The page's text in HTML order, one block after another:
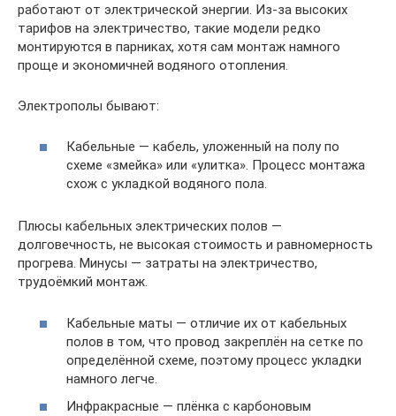
работают от электрической энергии. Из-за высоких
тарифов на электричество, такие модели редко
монтируются в парниках, хотя сам монтаж намного
проще и экономичней водяного отопления.
Электрополы бывают:
Кабельные — кабель, уложенный на полу по
схеме «змейка» или «улитка». Процесс монтажа
схож с укладкой водяного пола.
Плюсы кабельных электрических полов —
долговечность, не высокая стоимость и равномерность
прогрева. Минусы — затраты на электричество,
трудоёмкий монтаж.
Кабельные маты — отличие их от кабельных
полов в том, что провод закреплён на сетке по
определённой схеме, поэтому процесс укладки
намного легче.
Инфракрасные — плёнка с карбоновым